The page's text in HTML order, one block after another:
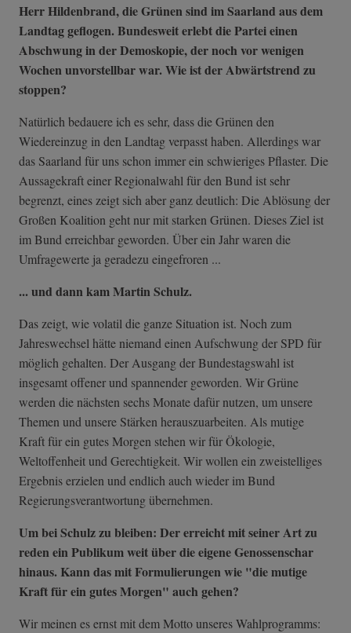
Herr Hildenbrand, die Grünen sind im Saarland aus dem
Landtag geflogen. Bundesweit erlebt die Partei einen
Abschwung in der Demoskopie, der noch vor wenigen
Wochen unvorstellbar war. Wie ist der Abwärtstrend zu
stoppen?
Natürlich bedauere ich es sehr, dass die Grünen den
Wiedereinzug in den Landtag verpasst haben. Allerdings war
das Saarland für uns schon immer ein schwieriges Pflaster. Die
Aussagekraft einer Regionalwahl für den Bund ist sehr
begrenzt, eines zeigt sich aber ganz deutlich: Die Ablösung der
Großen Koalition geht nur mit starken Grünen. Dieses Ziel ist
im Bund erreichbar geworden. Über ein Jahr waren die
Umfragewerte ja geradezu eingefroren ...
... und dann kam Martin Schulz.
Das zeigt, wie volatil die ganze Situation ist. Noch zum
Jahreswechsel hätte niemand einen Aufschwung der SPD für
möglich gehalten. Der Ausgang der Bundestagswahl ist
insgesamt offener und spannender geworden. Wir Grüne
werden die nächsten sechs Monate dafür nutzen, um unsere
Themen und unsere Stärken herauszuarbeiten. Als mutige
Kraft für ein gutes Morgen stehen wir für Ökologie,
Weltoffenheit und Gerechtigkeit. Wir wollen ein zweistelliges
Ergebnis erzielen und endlich auch wieder im Bund
Regierungsverantwortung übernehmen.
Um bei Schulz zu bleiben: Der erreicht mit seiner Art zu
reden ein Publikum weit über die eigene Genossenschar
hinaus. Kann das mit Formulierungen wie "die mutige
Kraft für ein gutes Morgen" auch gehen?
Wir meinen es ernst mit dem Motto unseres Wahlprogramms: